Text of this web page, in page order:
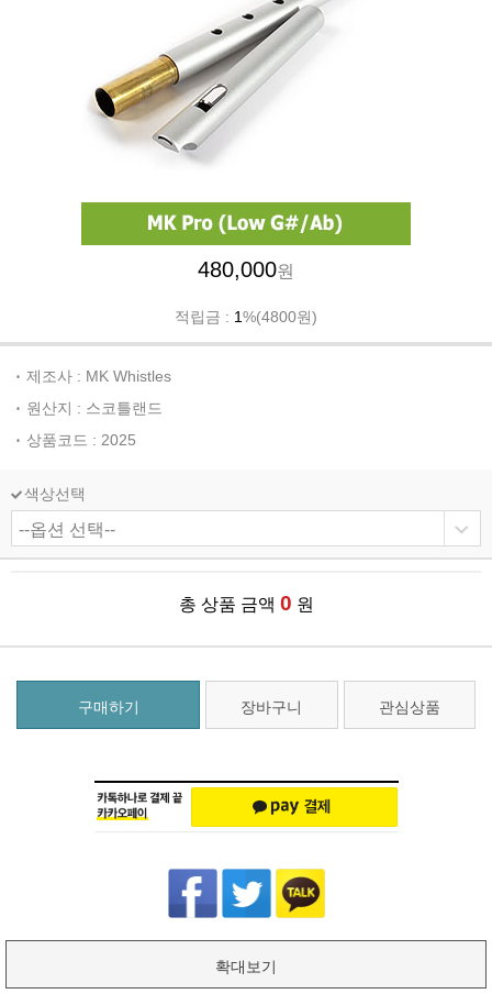
480,000원
적립금 : 1%(4800원)
제조사 : MK Whistles
원산지 : 스코틀랜드
상품코드 : 2025
색상선택
총 상품 금액 0 원
구매하기 장바구니 관심상품
확대보기